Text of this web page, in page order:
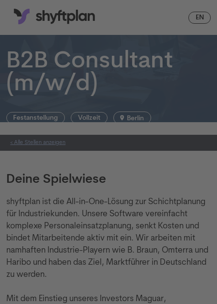
EN
B2B Consultant
(m/w/d)
Festanstellung Vollzeit Berlin
< Alle Stellen anzeigen
Deine Spielwiese
shyftplan ist die All-in-One-Lösung zur Schichtplanung
für Industriekunden. Unsere Software vereinfacht
komplexe Personaleinsatzplanung, senkt Kosten und
bindet Mitarbeitende aktiv mit ein. Wir arbeiten mit
namhaften Industrie-Playern wie B. Braun, Omterra und
Haribo und haben das Ziel, Marktführer in Deutschland
zu werden.
Mit dem Einstieg unseres Investors Maguar,